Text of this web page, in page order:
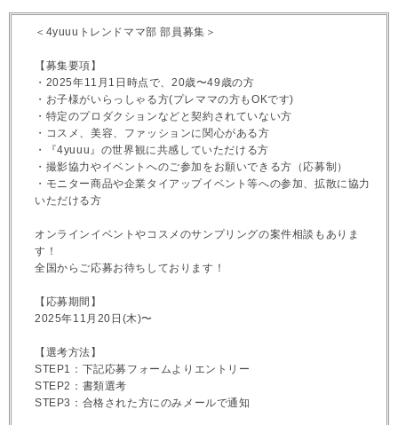
＜4yuuuトレンドママ部 部員募集＞
【募集要項】
・2025年11月1日時点で、20歳〜49歳の方
・お子様がいらっしゃる方(プレママの方もOKです)
・特定のプロダクションなどと契約されていない方
・コスメ、美容、ファッションに関心がある方
・『4yuuu』の世界観に共感していただける方
・撮影協力やイベントへのご参加をお願いできる方（応募制）
・モニター商品や企業タイアップイベント等への参加、拡散に協力
いただける方
オンラインイベントやコスメのサンプリングの案件相談もありま
す！
全国からご応募お待ちしております！
【応募期間】
2025年11月20日(木)〜
【選考方法】
STEP1：下記応募フォームよりエントリー
STEP2：書類選考
STEP3：合格された方にのみメールで通知